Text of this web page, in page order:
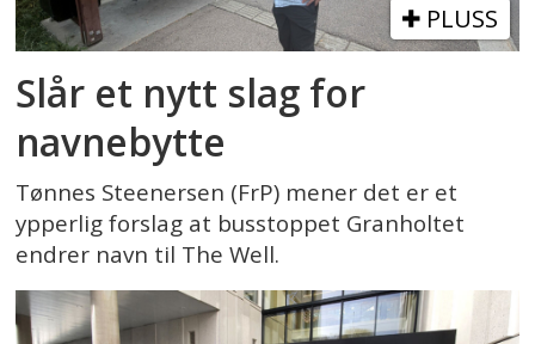
PLUSS
Slår et nytt slag for
navnebytte
Tønnes Steenersen (FrP) mener det er et
ypperlig forslag at busstoppet Granholtet
endrer navn til The Well.